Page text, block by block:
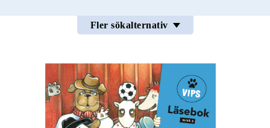
Fler sökalternativ